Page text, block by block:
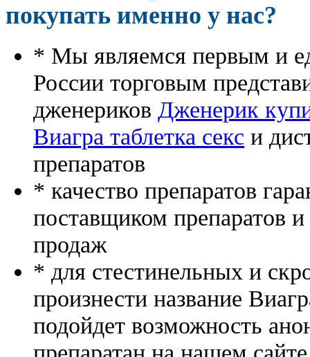
покупать именно у нас?
* Мы являемся первым и
России торговым
дженериков Дженерик
Виагра таблетка секс и
препаратов
* качество препаратов
поставщиком препаратов
продаж
* для стестинельных и
произнести название
подойдет возможность